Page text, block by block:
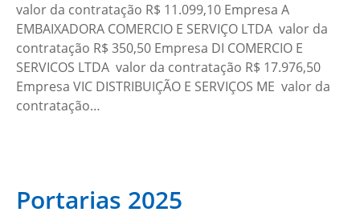
valor da contratação R$ 11.099,10 Empresa A
EMBAIXADORA COMERCIO E SERVIÇO LTDA valor da
contratação R$ 350,50 Empresa DI COMERCIO E
SERVICOS LTDA valor da contratação R$ 17.976,50
Empresa VIC DISTRIBUIÇÃO E SERVIÇOS ME valor da
contratação…
Portarias 2025